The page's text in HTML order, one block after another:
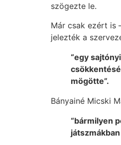
szögezte le.
Már csak ezért is
jelezték a
“egy
mögötte”.
Bányainé Micski
“bármilyen